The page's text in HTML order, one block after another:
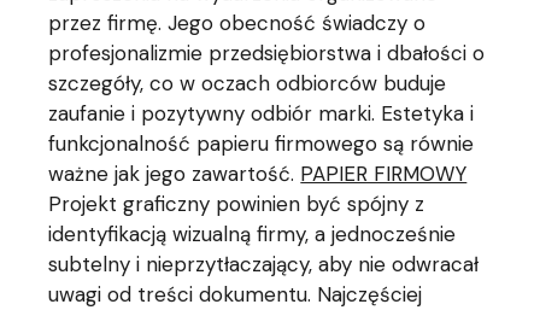
przez firmę. Jego obecność świadczy o
profesjonalizmie przedsiębiorstwa i dbałości o
szczegóły, co w oczach odbiorców buduje
zaufanie i pozytywny odbiór marki. Estetyka i
funkcjonalność papieru firmowego są równie
ważne jak jego zawartość. PAPIER FIRMOWY
Projekt graficzny powinien być spójny z
identyfikacją wizualną firmy, a jednocześnie
subtelny i nieprzytłaczający, aby nie odwracał
uwagi od treści dokumentu. Najczęściej